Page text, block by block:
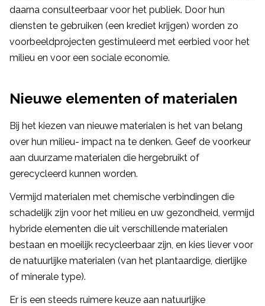
daarna consulteerbaar voor het publiek. Door hun
diensten te gebruiken (een krediet krijgen) worden zo
voorbeeldprojecten gestimuleerd met eerbied voor het
milieu en voor een sociale economie.
Nieuwe elementen of materialen
Bij het kiezen van nieuwe materialen is het van belang
over hun milieu- impact na te denken. Geef de voorkeur
aan duurzame materialen die hergebruikt of
gerecycleerd kunnen worden.
Vermijd materialen met chemische verbindingen die
schadelijk zijn voor het milieu en uw gezondheid, vermijd
hybride elementen die uit verschillende materialen
bestaan en moeilijk recycleerbaar zijn, en kies liever voor
de natuurlijke materialen (van het plantaardige, dierlijke
of minerale type).
Er is een steeds ruimere keuze aan natuurlijke